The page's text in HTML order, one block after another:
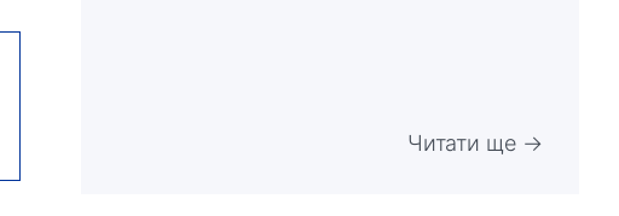
Читати ще →